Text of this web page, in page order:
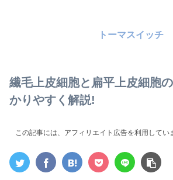
トーマスイッチ
繊毛上皮細胞と扁平上皮細胞
かりやすく解説!
この記事には、アフィリエイト広告を利用してい